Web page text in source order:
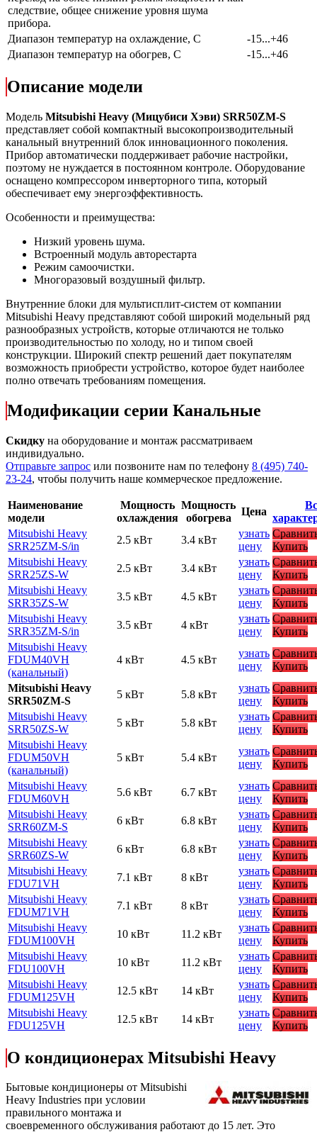
следствие, общее снижение уровня шума
прибора.
Диапазон температур на охлаждение, С
-15...+46
Диапазон температур на обогрев, С
-15...+46
Описание модели
Модель Mitsubishi Heavy (Мицубиси Хэви) SRR50ZМ-S
представляет собой компактный высокопроизводительный
канальный внутренний блок инновационного поколения.
Прибор автоматически поддерживает рабочие настройки,
поэтому не нуждается в постоянном контроле. Оборудование
оснащено компрессором инверторного типа, который
обеспечивает ему энергоэффективность.
Особенности и преимущества:
Низкий уровень шума.
Встроенный модуль авторестарта
Режим самоочистки.
Многоразовый воздушный фильтр.
Внутренние блоки для мультисплит-систем от компании
Mitsubishi Heavy представляют собой широкий модельный ряд
разнообразных устройств, которые отличаются не только
производительностью по холоду, но и типом своей
конструкции. Широкий спектр решений дает покупателям
возможность приобрести устройство, которое будет наиболее
полно отвечать требованиям помещения.
Модификации серии Канальные
Скидку на оборудование и монтаж рассматриваем
индивидуально.
Отправьте запрос или позвоните нам по телефону 8 (495) 740-
23-24, чтобы получить наше коммерческое предложение.
Наименование
модели
Мощность
охлаждения
Мощность
обогрева
Цена
Mitsubishi Heavy
SRR25ZM-S/in
2.5 кВт 3.4 кВт
узнать
цену
Купить
Mitsubishi Heavy
SRR25ZS-W
2.5 кВт 3.4 кВт
узнать
цену
Купить
Mitsubishi Heavy
SRR35ZS-W
3.5 кВт 4.5 кВт
узнать
цену
Купить
Mitsubishi Heavy
SRR35ZM-S/in
3.5 кВт 4 кВт
узнать
цену
Купить
Mitsubishi Heavy
FDUM40VH
(канальный)
4 кВт 4.5 кВт
узнать
цену
Купить
Mitsubishi Heavy
SRR50ZМ-S
5 кВт 5.8 кВт
узнать
цену
Купить
Mitsubishi Heavy
SRR50ZS-W
5 кВт 5.8 кВт
узнать
цену
Купить
Mitsubishi Heavy
FDUM50VH
(канальный)
5 кВт 5.4 кВт
узнать
цену
Купить
Mitsubishi Heavy
FDUM60VH
5.6 кВт 6.7 кВт
узнать
цену
Купить
Mitsubishi Heavy
SRR60ZМ-S
6 кВт 6.8 кВт
узнать
цену
Купить
Mitsubishi Heavy
SRR60ZS-W
6 кВт 6.8 кВт
узнать
цену
Купить
Mitsubishi Heavy
FDU71VH
7.1 кВт 8 кВт
узнать
цену
Купить
Mitsubishi Heavy
FDUM71VH
7.1 кВт 8 кВт
узнать
цену
Купить
Mitsubishi Heavy
FDUM100VH
10 кВт 11.2 кВт
узнать
цену
Купить
Mitsubishi Heavy
FDU100VH
10 кВт 11.2 кВт
узнать
цену
Купить
Mitsubishi Heavy
FDUM125VH
12.5 кВт 14 кВт
узнать
цену
Купить
Mitsubishi Heavy
FDU125VH
12.5 кВт 14 кВт
узнать
цену
Купить
О кондиционерах Mitsubishi Heavy
Бытовые кондиционеры от Mitsubishi
Heavy Industries при условии
правильного монтажа и
своевременного обслуживания работают до 15 лет. Это